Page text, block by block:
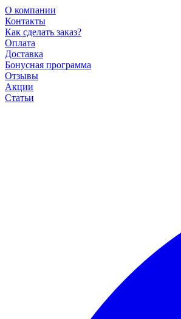
О компании
Контакты
Как сделать заказ?
Оплата
Доставка
Бонусная программа
Отзывы
Акции
Статьи